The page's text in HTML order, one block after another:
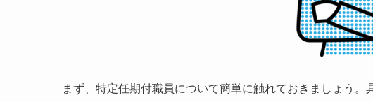
まず、特定任期付職員について簡単に触れておきましょう。